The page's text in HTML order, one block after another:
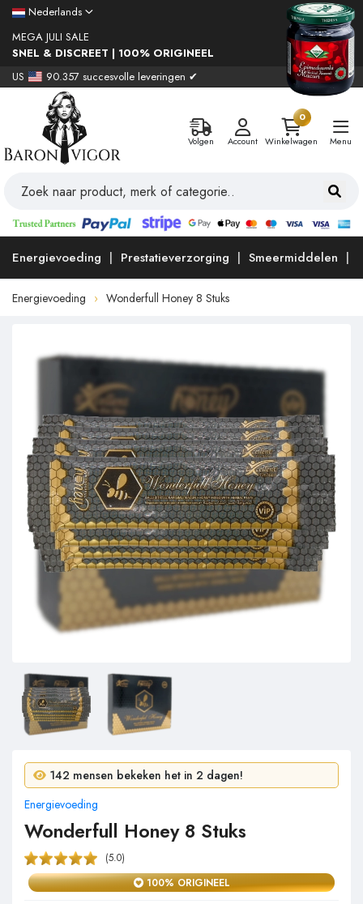
Nederlands
MEGA JULI SALE
SNEL & DISCREET | 100% ORIGINEEL
US
90.357 succesvolle leveringen ✔
Volgen Account
0
Winkelwagen
Menu
Energievoeding Prestatieverzorging Smeermiddelen
Energievoeding Wonderfull Honey 8 Stuks
142 mensen bekeken het in 2 dagen!
Energievoeding
Wonderfull Honey 8 Stuks
(5.0)
100% ORIGINEEL